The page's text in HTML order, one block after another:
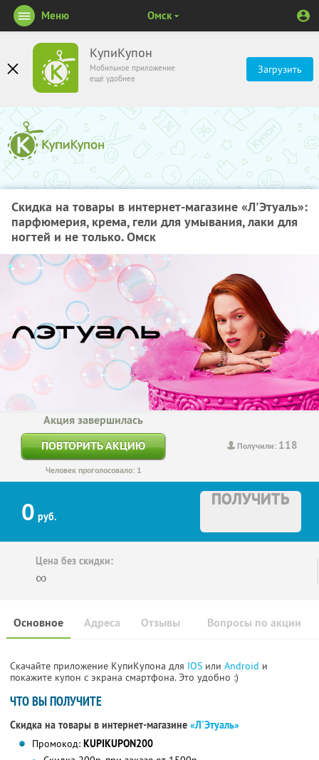
КупиКупон
Мобильное приложение
ещё удобнее
Загрузить
Меню Омск
Скидка на товары в интернет-магазине «Л'Этуаль»:
парфюмерия, крема, гели для умывания, лаки для
ногтей и не только. Омск
Получили: 118
Акция завершилась
ПОВТОРИТЬ АКЦИЮ
Человек проголосовало: 1
0 руб.
ПОЛУЧИТЬ
Цена без скидки:
∞
Основное Отзывы Вопросы по акции
Адреса
Скачайте приложение КупиКупона для IOS или Android и
покажите купон с экрана смартфона. Это удобно :)
ЧТО ВЫ ПОЛУЧИТЕ
Скидка на товары в интернет-магазине «Л'Этуаль»
Промокод: KUPIKUPON200